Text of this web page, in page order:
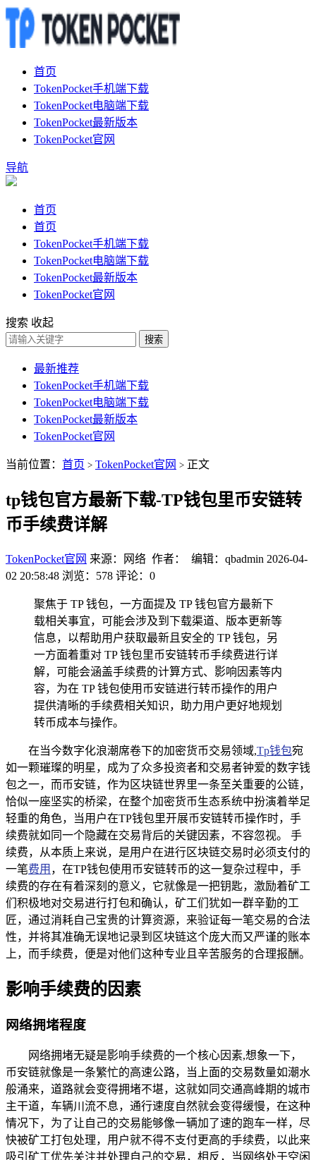
首页
TokenPocket手机端下载
TokenPocket电脑端下载
TokenPocket最新版本
TokenPocket官网
导航
首页
首页
TokenPocket手机端下载
TokenPocket电脑端下载
TokenPocket最新版本
TokenPocket官网
搜索 收起
搜索
最新推荐
TokenPocket手机端下载
TokenPocket电脑端下载
TokenPocket最新版本
TokenPocket官网
当前位置： 首页 > TokenPocket官网 > 正文
tp钱包官方最新下载-TP钱包里币安链转
币手续费详解
TokenPocket官网 来源：网络 作者： 编辑：qbadmin 2026-04-
02 20:58:48 浏览：578 评论：0
聚焦于 TP 钱包，一方面提及 TP 钱包官方最新下
载相关事宜，可能会涉及到下载渠道、版本更新等
信息，以帮助用户获取最新且安全的 TP 钱包，另
一方面着重对 TP 钱包里币安链转币手续费进行详
解，可能会涵盖手续费的计算方式、影响因素等内
容，为在 TP 钱包使用币安链进行转币操作的用户
提供清晰的手续费相关知识，助力用户更好地规划
转币成本与操作。
在当今数字化浪潮席卷下的加密货币交易领域,Tp钱包宛
如一颗璀璨的明星，成为了众多投资者和交易者钟爱的数字钱
包之一，而币安链，作为区块链世界里一条至关重要的公链，
恰似一座坚实的桥梁，在整个加密货币生态系统中扮演着举足
轻重的角色，当用户在TP钱包里开展币安链转币操作时，手
续费就如同一个隐藏在交易背后的关键因素，不容忽视。 手
续费，从本质上来说，是用户在进行区块链交易时必须支付的
一笔费用 ，在TP钱包使用币安链转币的这一复杂过程中，手
续费的存在有着深刻的意义，它就像是一把钥匙，激励着矿工
们积极地对交易进行打包和确认，矿工们犹如一群辛勤的工
匠，通过消耗自己宝贵的计算资源，来验证每一笔交易的合法
性，并将其准确无误地记录到区块链这个庞大而又严谨的账本
上，而手续费，便是对他们这种专业且辛苦服务的合理报酬。
影响手续费的因素
网络拥堵程度
网络拥堵无疑是影响手续费的一个核心因素,想象一下，
币安链就像是一条繁忙的高速公路，当上面的交易数量如潮水
般涌来，道路就会变得拥堵不堪，这就如同交通高峰期的城市
主干道，车辆川流不息，通行速度自然就会变得缓慢，在这种
情况下，为了让自己的交易能够像一辆加了速的跑车一样，尽
快被矿工打包处理，用户就不得不支付更高的手续费，以此来
吸引矿工优先关注并处理自己的交易，相反，当网络处于空闲